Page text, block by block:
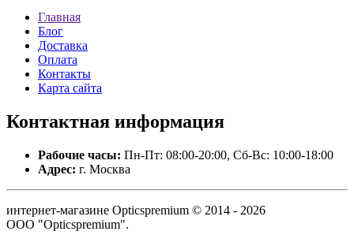
Главная
Блог
Доставка
Оплата
Контакты
Карта сайта
Контактная информация
Рабочие часы: Пн-Пт: 08:00-20:00, Сб-Вс: 10:00-18:00
Адрес: г. Москва
интернет-магазине Opticspremium © 2014 - 2026
ООО "Opticspremium".